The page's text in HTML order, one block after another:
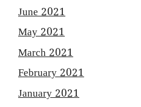
June 2021
May 2021
March 2021
February 2021
January 2021